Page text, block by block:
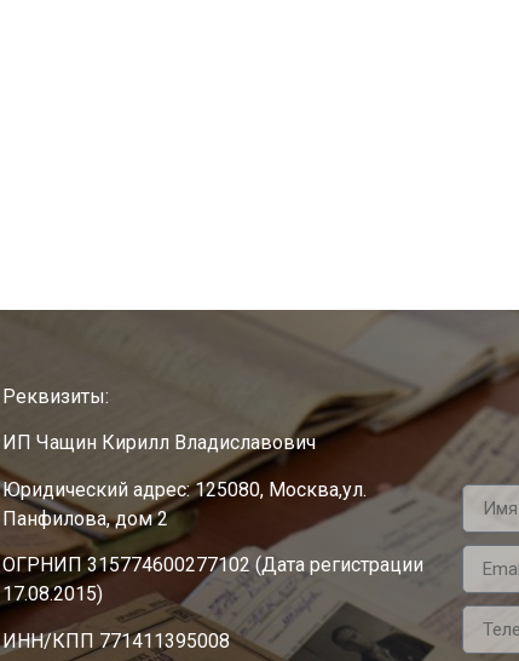
Реквизиты:
ИП Чащин Кирилл Владиславович
Юридический адрес: 125080, Москва,ул.
Панфилова, дом 2
ОГРНИП 315774600277102 (Дата регистрации
17.08.2015)
ИНН/КПП 771411395008